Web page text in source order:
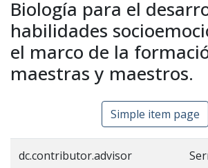
Biología para el
habilidades
el marco de la
maestras y maestros.
Simple item page
dc.contributor.advisor